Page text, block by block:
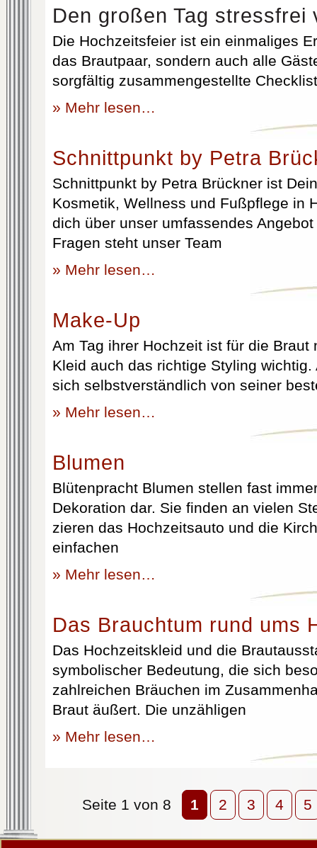
Den großen Tag stressfrei
Die Hochzeitsfeier ist ein einmaliges
das Brautpaar, sondern auch alle
sorgfältig zusammengestellte
» Mehr lesen…
Schnittpunkt by Petra
Schnittpunkt by Petra Brückner ist
Kosmetik, Wellness und Fußpflege in
dich über unser umfassendes
Fragen steht unser Team
» Mehr lesen…
Make-Up
Am Tag ihrer Hochzeit ist für die Braut
Kleid auch das richtige Styling
sich selbstverständlich von seiner
» Mehr lesen…
Blumen
Blütenpracht Blumen stellen fast
Dekoration dar. Sie finden an vielen
zieren das Hochzeitsauto und die
einfachen
» Mehr lesen…
Das Brauchtum rund ums
Das Hochzeitskleid und die
symbolischer Bedeutung, die sich
zahlreichen Bräuchen im
Braut äußert. Die unzähligen
» Mehr lesen…
Seite 1 von 8 1 2 3 4 5